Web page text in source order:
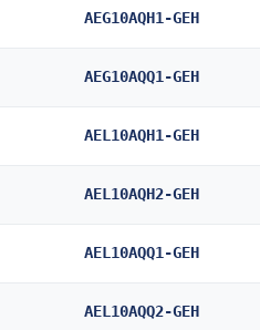
AEG10AQH1-GEH
AEG10AQQ1-GEH
AEL10AQH1-GEH
AEL10AQH2-GEH
AEL10AQQ1-GEH
AEL10AQQ2-GEH